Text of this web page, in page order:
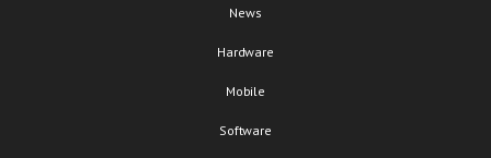
News
Hardware
Mobile
Software